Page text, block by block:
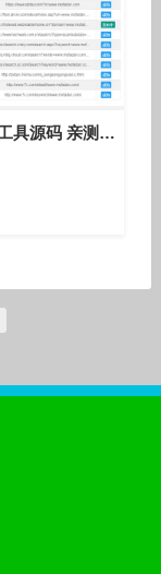
超级外链工具源码 亲测可用